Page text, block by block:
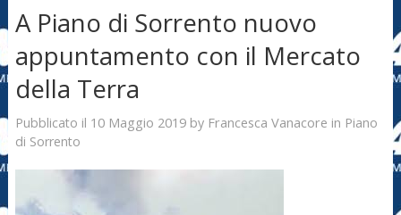
A Piano di Sorrento nuovo
appuntamento con il Mercato
della Terra
Pubblicato il 10 Maggio 2019by Francesca Vanacore in Piano
di Sorrento